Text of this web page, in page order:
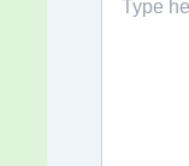
here..